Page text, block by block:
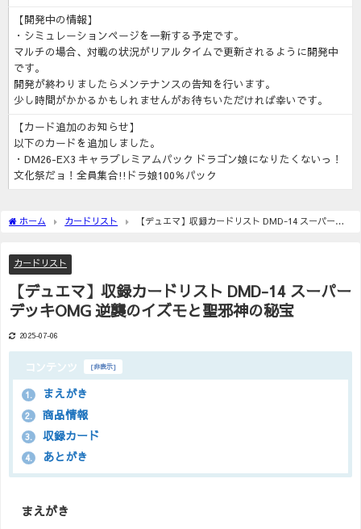
【開発中の情報】
・シミュレーションページを一新する予定です。
マルチの場合、対戦の状況がリアルタイムで更新されるように開発中
です。
開発が終わりましたらメンテナンスの告知を行います。
少し時間がかかるかもしれませんがお待ちいただければ幸いです。
【カード追加のお知らせ】
以下のカードを追加しました。
・DM26-EX3 キャラプレミアムパック ドラゴン娘になりたくないっ！
文化祭だョ！全員集合!!ドラ娘100％パック
ホーム カードリスト
【デュエマ】収録カードリスト DMD-14 スーパーデ
カードリスト
【デュエマ】収録カードリスト DMD-14 スーパー
デッキOMG 逆襲のイズモと聖邪神の秘宝
2025-07-06
コンテンツ [非表示]
1. まえがき
2. 商品情報
3. 収録カード
4. あとがき
まえがき